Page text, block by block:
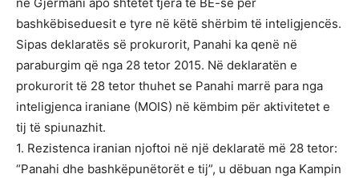
bashkëbiseduesit e tyre në këtë shërbim të inteligjencës.
Sipas deklaratës së prokurorit, Panahi ka qenë në
paraburgim që nga 28 tetor 2015. Në deklaratën e
prokurorit të 28 tetor thuhet se Panahi marrë para nga
inteligjenca iraniane (MOIS) në këmbim për aktivitetet e
tij të spiunazhit.
1. Rezistenca iranian njoftoi në një deklaratë më 28 tetor:
“Panahi dhe bashkëpunëtorët e tij”, u dëbuan nga Kampin